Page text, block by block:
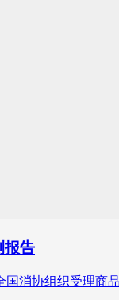
报告
消协组织受理